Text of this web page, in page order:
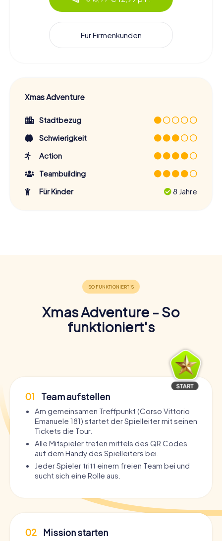
Für Firmenkunden
Xmas Adventure
Stadtbezug
Schwierigkeit
Action
Teambuilding
Für Kinder
8 Jahre
Xmas Adventure - So
funktioniert's
01 Team aufstellen
Am gemeinsamen Treffpunkt (Corso Vittorio
Emanuele 181) startet der Spielleiter mit seinen
Tickets die Tour.
Alle Mitspieler treten mittels des QR Codes
auf dem Handy des Spielleiters bei.
Jeder Spieler tritt einem freien Team bei und
sucht sich eine Rolle aus.
02 Mission starten